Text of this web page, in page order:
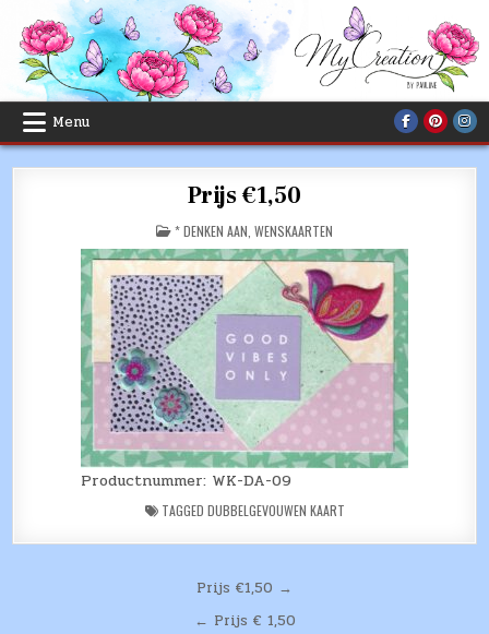
content
Menu
Prijs €1,50
POSTED
IN
* DENKEN AAN WENSKAARTEN
Productnummer: WK-DA-09
TAGGED DUBBELGEVOUWEN KAART
Prijs €1,50 →
← Prijs € 1,50